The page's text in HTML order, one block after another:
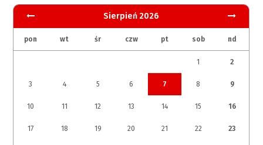
Sierpień 2026
pon wt śr czw pt sob nd
1 2
3 4 5 6 7 8 9
10 11 12 13 14 15 16
17 18 19 20 21 22 23